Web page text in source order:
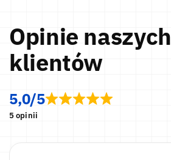
Opinie naszych
klientów
5,0/5
5 opinii